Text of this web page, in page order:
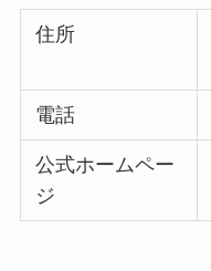
住所
電話
公式ホームペー
ジ